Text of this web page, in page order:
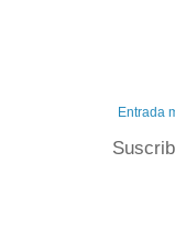
Entrada